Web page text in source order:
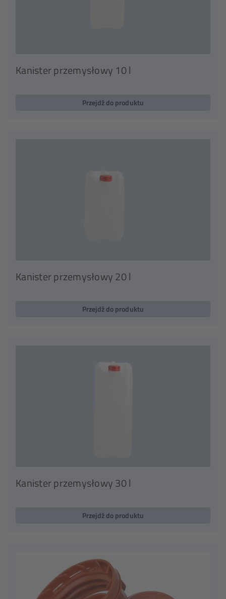
Kanister przemysłowy 10 l
Przejdź do produktu
Kanister przemysłowy 20 l
Przejdź do produktu
Kanister przemysłowy 30 l
Przejdź do produktu